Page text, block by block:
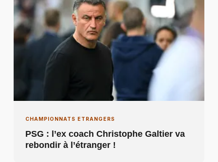
CHAMPIONNATS ETRANGERS
PSG : l’ex coach Christophe Galtier va
rebondir à l’étranger !